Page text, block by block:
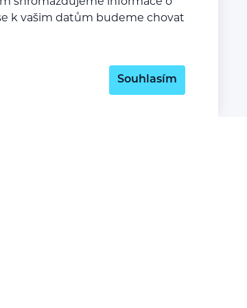
k vašim datům budeme chovat
Souhlasím